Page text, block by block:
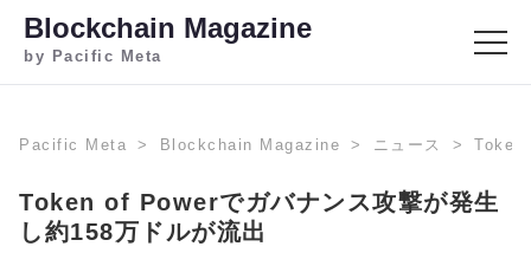
Blockchain Magazine
by Pacific Meta
Pacific Meta Blockchain Magazine ニュース Token
Token of Powerでガバナンス攻撃が発生
し約158万ドルが流出